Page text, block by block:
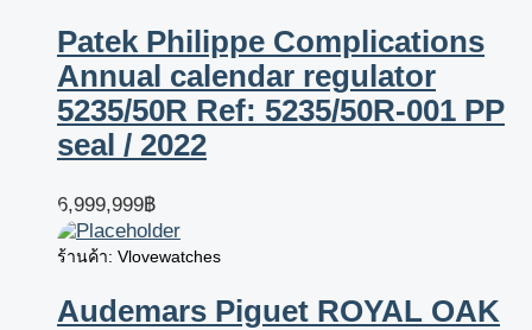
Patek Philippe Complications
Annual calendar regulator
5235/50R Ref: 5235/50R-001 PP
seal / 2022
6,999,999฿
ร้านค้า: Vlovewatches
Audemars Piguet ROYAL OAK